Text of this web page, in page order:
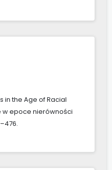
in the Age of Racial
w epoce nierówności